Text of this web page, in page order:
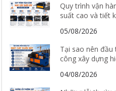
Quy trình vận
suất cao và tiết
05/08/2026
Tại sao nên
công xây dựng
04/08/2026